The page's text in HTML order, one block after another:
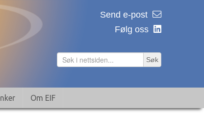
Send e-post
Følg oss
Søk
Om EIF